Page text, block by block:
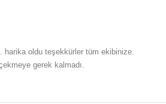
harika oldu teşekkürler tüm ekibinize.
gerek kalmadı.